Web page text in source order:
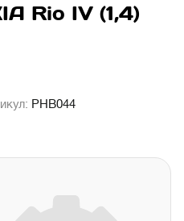
Rio IV (1,4)
PHB044